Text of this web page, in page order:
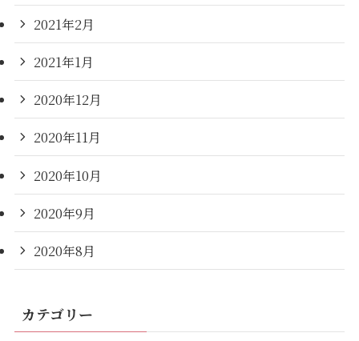
2021年2月
2021年1月
2020年12月
2020年11月
2020年10月
2020年9月
2020年8月
カテゴリー